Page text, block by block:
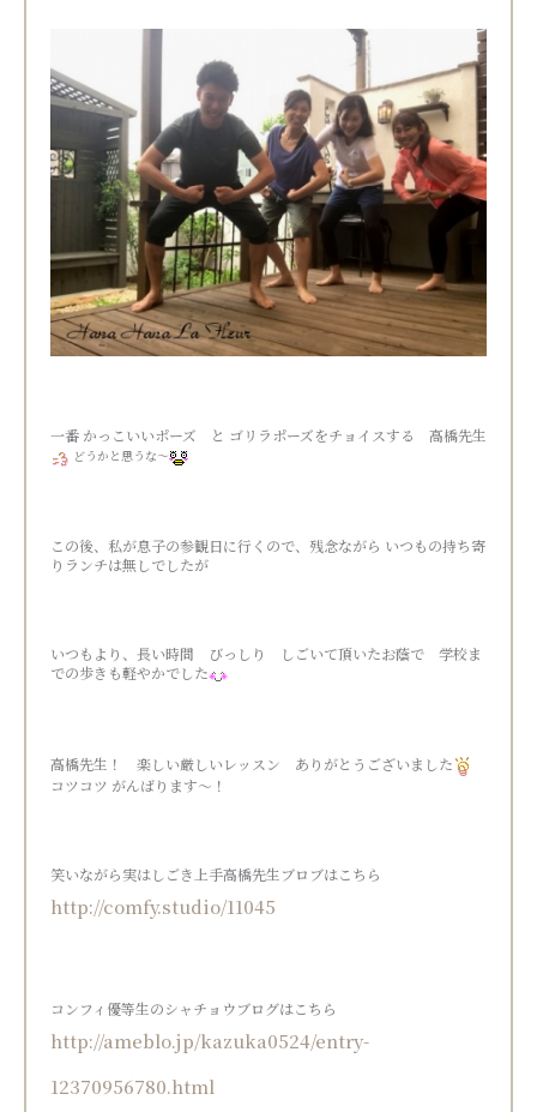
一番 かっこいいポーズ と ゴリラポーズをチョイスする 高橋先生
どうかと思うな～
この後、私が息子の参観日に行くので、残念ながら いつもの持ち寄
りランチは無しでしたが
いつもより、長い時間 びっしり しごいて頂いたお蔭で 学校ま
での歩きも軽やかでした
高橋先生！ 楽しい厳しいレッスン ありがとうございました
コツコツ がんばります～！
笑いながら実はしごき上手高橋先生ブロブはこちら
http://comfy.studio/11045
コンフィ優等生のシャチョウブログはこちら
http://ameblo.jp/kazuka0524/entry-
12370956780.html